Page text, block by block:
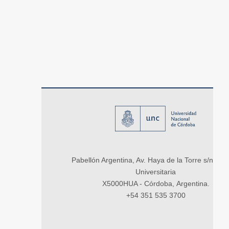
Pabellón Argentina, Av. Haya de la Torre s/n,
Universitaria
X5000HUA - Córdoba, Argentina.
+54 351 535 3700